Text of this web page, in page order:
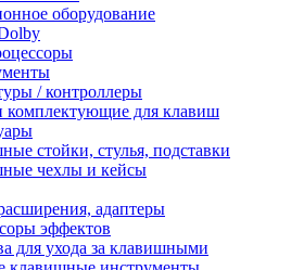
оборудование
/ контроллеры
комплектующие для клавиш
стойки, стулья, подставки
чехлы и кейсы
адаптеры
эффектов
для ухода за клавишными